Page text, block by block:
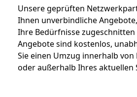
Unsere geprüften
Ihnen unverbindliche
Ihre Bedürfnisse zugeschnitten
Angebote sind kostenlos,
Sie einen Umzug innerhalb
oder außerhalb Ihres aktuellen